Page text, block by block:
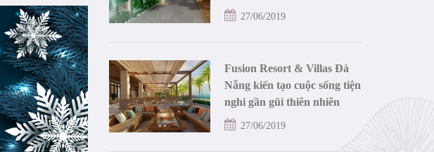
27/06/2019
Fusion Resort & Villas Đà
Nẵng kiến tạo cuộc sống tiện
nghi gần gũi thiên nhiên
27/06/2019